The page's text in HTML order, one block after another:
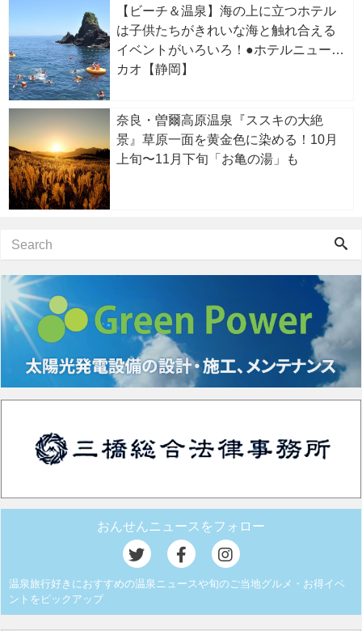
【ビーチ＆温泉】海の上に立つホテル
は子供たちがきれいな海と触れ合える
イベントがいろいろ！●ホテルニューア
カオ【静岡】
奈良・曽爾高原温泉『ススキの大絶
景』草原一面を黄金色に染める！10月
上旬〜11月下旬「お亀の湯」も
おんせんニュースをフォロー
温泉旅行好きにおすすめの温泉ニュースや旬のご当地グルメ・お得イベ
ントをピックアップ